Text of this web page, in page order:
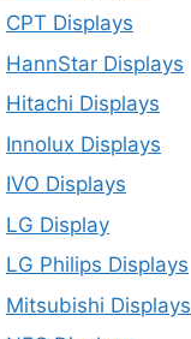
CPT Displays
HannStar Displays
Hitachi Displays
Innolux Displays
IVO Displays
LG Display
LG Philips Displays
Mitsubishi Displays